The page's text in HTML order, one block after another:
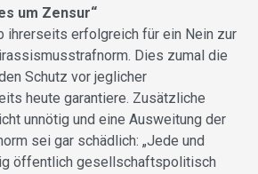
um Zensur“
ihrerseits erfolgreich für ein Nein zur
Dies zumal die
Schutz vor jeglicher
heute garantiere. Zusätzliche
unnötig und eine Ausweitung der
sei gar schädlich: „Jede und
öffentlich gesellschaftspolitisch